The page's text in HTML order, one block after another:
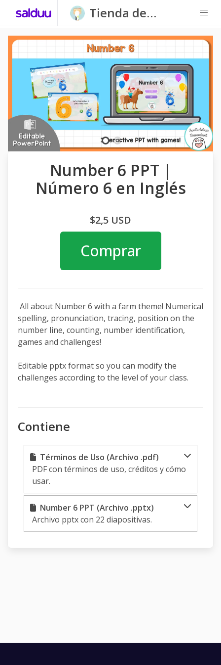
Tienda de
Carpatitas
Homeschool
Number 6 PPT |
Número 6 en Inglés
$2,5 USD
Comprar
All about Number 6 with a farm theme! Numerical
spelling, pronunciation, tracing, position on the
number line, counting, number identification,
games and challenges!
Editable pptx format so you can modify the
challenges according to the level of your class.
Contiene
Términos de Uso (Archivo .pdf)
PDF con términos de uso, créditos y cómo
usar.
Number 6 PPT (Archivo .pptx)
Archivo pptx con 22 diapositivas.